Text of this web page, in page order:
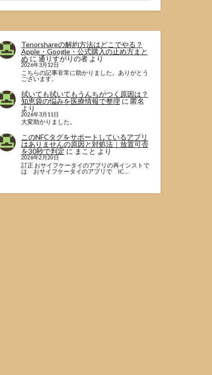
Tenorshareの解約方法はどこでやる？
Apple・Google・公式購入の止め方まと
め に 通りすがりの者より
2026年3月12日
こちらの記事非常に助かりました。ありがとう
ございます。
拭いても拭いてもうんちがつく原因は？
知恵袋の悩みを医療情報で整理 に 匿名
より
2026年3月11日
大変助かりました。
このNFCタグをサポートしているアプリ
はありませんの原因と対処法｜放置可否
を30秒で判定 に まこと より
2026年2月20日
訂正 おサイフケータイのアプリの再インストで
は おサイフケータイのアプリで IC…